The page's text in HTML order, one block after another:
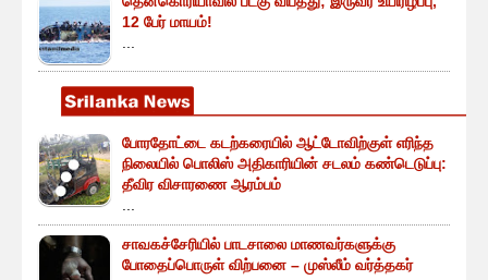
12 பேர் மாயம்!
போரதோட்டை கடற்கரையில் ஆட்டோவிற்குள் எரிந்த
நிலையில் பொலிஸ் அதிகாரியின் சடலம் கண்டெடுப்பு:
தீவிர விசாரணை ஆரம்பம்
சாவகச்சேரியில் பாடசாலை மாணவர்களுக்கு
போதைப்பொருள் விற்பனை – முஸ்லீம் வர்த்தகர்